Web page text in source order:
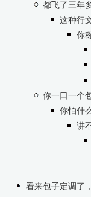
都飞了三年
这种行
你
你一口一个
你怕什
讲
看来包子定调了